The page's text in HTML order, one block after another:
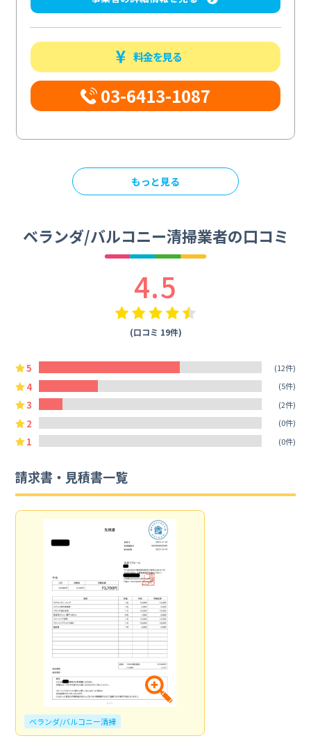
料金を見る
03-6413-1087
もっと見る
ベランダ/バルコニー清掃業者の口コミ
4.5
(口コミ 19件)
5 (12件)
4 (5件)
3 (2件)
2 (0件)
1 (0件)
請求書・見積書一覧
ベランダ/バルコニー清掃